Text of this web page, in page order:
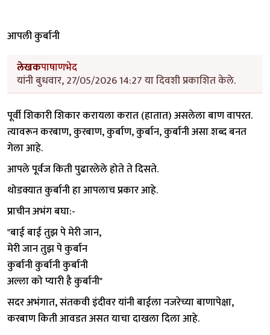
आपली कुर्बानी
लेखकपाषाणभेद
यांनी बुधवार, 27/05/2026 14:27 या दिवशी प्रकाशित केले.
पूर्वी शिकारी शिकार करायला करात (हातात) असलेला बाण वापरत.
त्यावरून करबाण, कुरबाण, कुर्बाण, कुर्बान, कुर्बानी असा शब्द बनत
गेला आहे.
आपले पूर्वज किती पुढारलेले होते ते दिसते.
थोडक्यात कुर्बानी हा आपलाच प्रकार आहे.
प्राचीन अभंग बघा:-
"बाई बाई तुझ पे मेरी जान,
मेरी जान तुझ पे कुर्बान
कुर्बानी कुर्बानी कुर्बानी
अल्ला को प्यारी है कुर्बानी"
सदर अभंगात, संतकवी इंदीवर यांनी बाईला नजरेच्या बाणापेक्षा,
करबाण किती आवडत असत याचा दाखला दिला आहे.